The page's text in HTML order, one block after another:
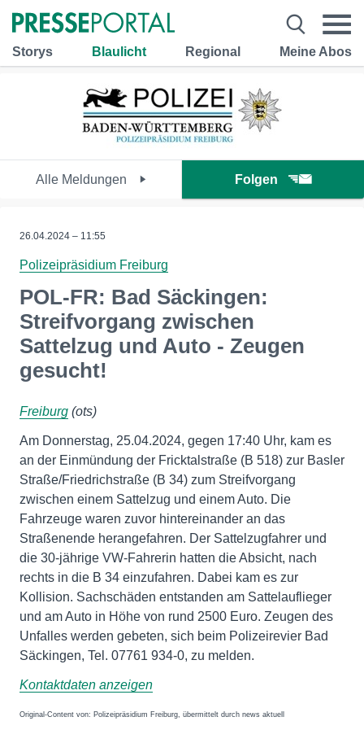
Storys Blaulicht Regional Meine Abos
Alle Meldungen Folgen
26.04.2024 – 11:55
Polizeipräsidium Freiburg
POL-FR: Bad Säckingen:
Streifvorgang zwischen
Sattelzug und Auto - Zeugen
gesucht!
Freiburg (ots)
Am Donnerstag, 25.04.2024, gegen 17:40 Uhr, kam es
an der Einmündung der Fricktalstraße (B 518) zur Basler
Straße/Friedrichstraße (B 34) zum Streifvorgang
zwischen einem Sattelzug und einem Auto. Die
Fahrzeuge waren zuvor hintereinander an das
Straßenende herangefahren. Der Sattelzugfahrer und
die 30-jährige VW-Fahrerin hatten die Absicht, nach
rechts in die B 34 einzufahren. Dabei kam es zur
Kollision. Sachschäden entstanden am Sattelauflieger
und am Auto in Höhe von rund 2500 Euro. Zeugen des
Unfalles werden gebeten, sich beim Polizeirevier Bad
Säckingen, Tel. 07761 934-0, zu melden.
Kontaktdaten anzeigen
Original-Content von: Polizeipräsidium Freiburg, übermittelt durch news aktuell